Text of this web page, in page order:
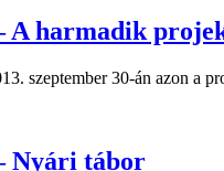
A harmadik
szeptember 30-án azon a
Nyári tábor